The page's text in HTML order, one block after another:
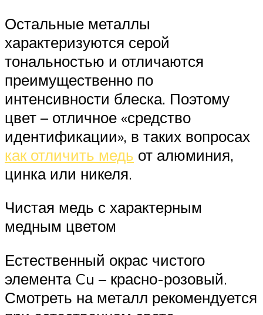
Остальные металлы
характеризуются серой
тональностью и отличаются
преимущественно по
интенсивности блеска. Поэтому
цвет – отличное «средство
идентификации», в таких вопросах
как отличить медь от алюминия,
цинка или никеля.
Чистая медь с характерным
медным цветом
Естественный окрас чистого
элемента Cu – красно-розовый.
Смотреть на металл рекомендуется